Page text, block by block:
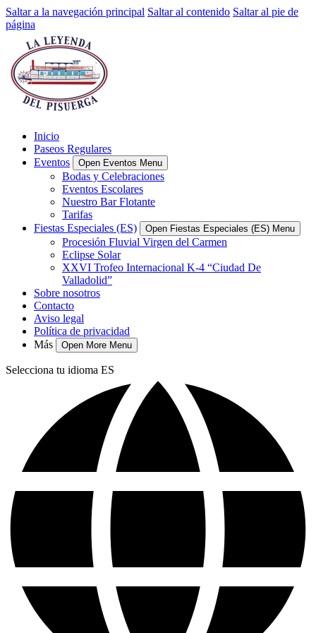
Saltar a la navegación principal Saltar al contenido Saltar al pie de
página
Inicio
Paseos Regulares
Eventos
Open Eventos Menu
Bodas y Celebraciones
Eventos Escolares
Nuestro Bar Flotante
Tarifas
Fiestas Especiales (ES)
Open Fiestas Especiales (ES) Menu
Procesión Fluvial Virgen del Carmen
Eclipse Solar
XXVI Trofeo Internacional K-4 “Ciudad De
Valladolid”
Sobre nosotros
Contacto
Aviso legal
Política de privacidad
Más
Open More Menu
Selecciona tu idioma ES